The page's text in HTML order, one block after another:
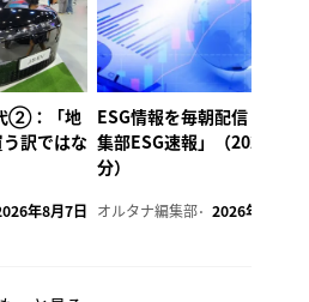
②：「地
訳ではな
年8月7日
ESG情報を毎朝配信「オル
集部ESG速報」（2026年8
分）
オルタナ編集部 2026年8月7日